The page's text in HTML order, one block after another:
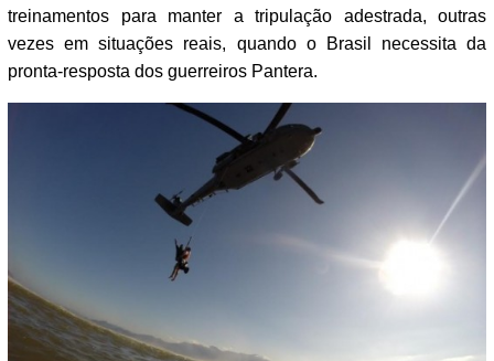
treinamentos para manter a tripulação adestrada, outras
vezes em situações reais, quando o Brasil necessita da
pronta-resposta dos guerreiros Pantera.